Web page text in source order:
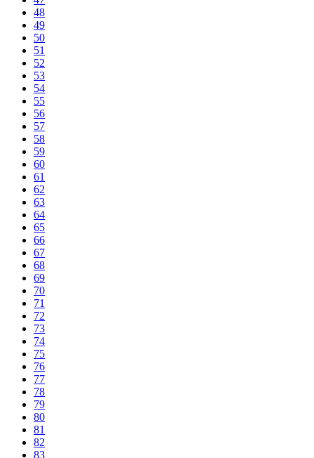
48
49
50
51
52
53
54
55
56
57
58
59
60
61
62
63
64
65
66
67
68
69
70
71
72
73
74
75
76
77
78
79
80
81
82
83